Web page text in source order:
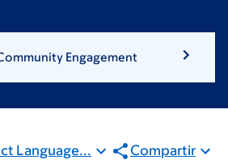
Engagement
Language... Compartir